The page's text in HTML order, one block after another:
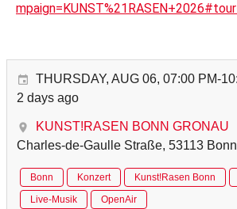
THURSDAY, AUG 06, 07:00 PM-
2 days ago
KUNST!RASEN BONN GRONAU
Charles-de-Gaulle Straße, 53113 Bonn
Bonn Konzert Kunst!Rasen Bonn
Live-Musik
OpenAir